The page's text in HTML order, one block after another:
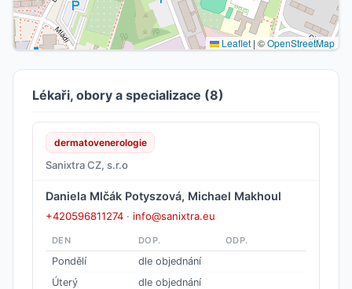
Leaflet | ©OpenStreetMap
Lékaři, obory a specializace (8)
dermatovenerologie
Sanixtra CZ, s.r.o
Daniela Mlčák Potyszová, Michael Makhoul
+420596811274 · info@sanixtra.eu
DEN DOP. ODP.
Pondělí
dle objednání
Úterý
dle objednání